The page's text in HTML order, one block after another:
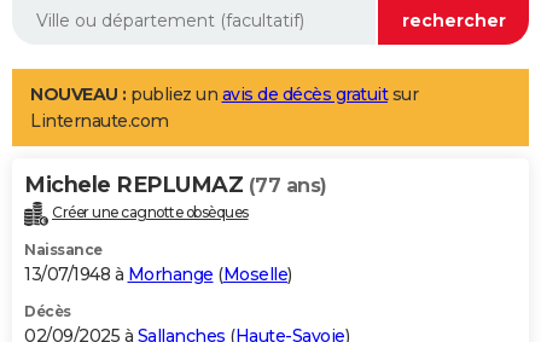
Aménagement intérieur
LIFESTYLE
Art de vivre
Bien-être
Loisirs
Mode
Modes de vie
Alimentation
Guide de la santé
Maladies
Médicaments
Sommeil
VOYAGE
Destinations
City break
Voyage nature
Voyage de noces
Forum
Climat
+PHOTO
GUIDES D'ACHAT
BONS PLANS
NOUVEAU : publiez un avis de décès gratuitsur
Linternaute.com
Michele REPLUMAZ (77 ans)
Créer une cagnotte obsèques
Naissance
13/07/1948 à Morhange (Moselle)
Décès
02/09/2025 à Sallanches (Haute-Savoie)